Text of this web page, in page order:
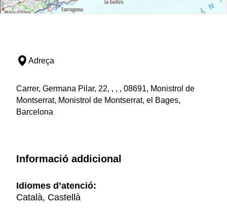
Adreça
Carrer, Germana Pilar, 22, , , , 08691, Monistrol de
Montserrat, Monistrol de Montserrat, el Bages,
Barcelona
Informació addicional
Idiomes d’atenció:
Català, Castellà